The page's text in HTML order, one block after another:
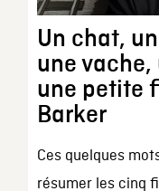
Un chat,
une
une petite
Barker
Ces quelques
résumer les cinq